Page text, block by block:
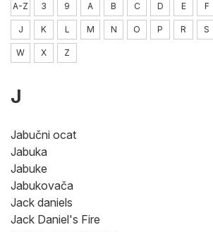
A-Z 3 9 A B C D E F
J K L M N O P R S
W X Z
J
Jabučni ocat
Jabuka
Jabuke
Jabukovača
Jack daniels
Jack Daniel's Fire